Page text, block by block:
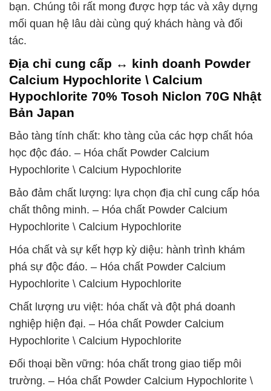
bạn. Chúng tôi rất mong được hợp tác và xây dựng
mối quan hệ lâu dài cùng quý khách hàng và đối
tác.
Địa chỉ cung cấp ↔ kinh doanh Powder
Calcium Hypochlorite \ Calcium
Hypochlorite 70% Tosoh Niclon 70G Nhật
Bản Japan
Bảo tàng tính chất: kho tàng của các hợp chất hóa
học độc đáo. – Hóa chất Powder Calcium
Hypochlorite \ Calcium Hypochlorite
Bảo đảm chất lượng: lựa chọn địa chỉ cung cấp hóa
chất thông minh. – Hóa chất Powder Calcium
Hypochlorite \ Calcium Hypochlorite
Hóa chất và sự kết hợp kỳ diệu: hành trình khám
phá sự độc đáo. – Hóa chất Powder Calcium
Hypochlorite \ Calcium Hypochlorite
Chất lượng ưu việt: hóa chất và đột phá doanh
nghiệp hiện đại. – Hóa chất Powder Calcium
Hypochlorite \ Calcium Hypochlorite
Đối thoại bền vững: hóa chất trong giao tiếp môi
trường. – Hóa chất Powder Calcium Hypochlorite \